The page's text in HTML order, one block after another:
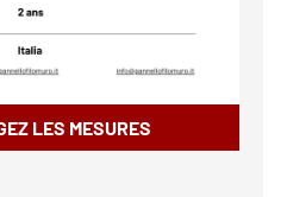
LES MESURES